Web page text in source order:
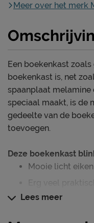
Meer over het merk
Een boekenkast zoals
boekenkast is, net
spaanplaat melamine
speciaal maakt, is de
gedeelte van de
toevoegen.
Deze boekenkast
Mooie licht
Erg veel
Volledig
Lees meer